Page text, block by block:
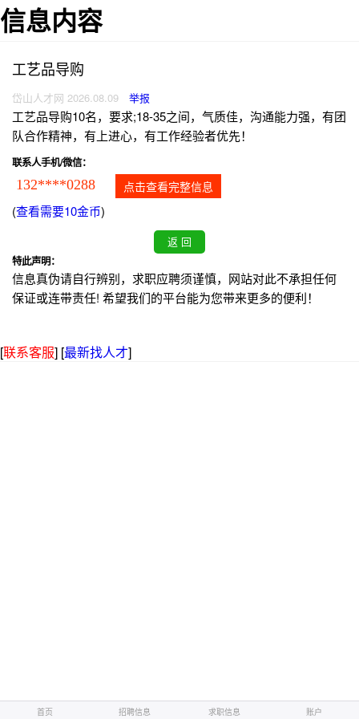
信息内容
工艺品导购
岱山人才网 2026.08.09 举报
工艺品导购10名，要求;18-35之间，气质佳，沟通能力强，有团
队合作精神，有上进心，有工作经验者优先！
联系人手机/微信：
132****0288 点击查看完整信息
(查看需要10金币)
特此声明：
信息真伪请自行辨别，求职应聘须谨慎，网站对此不承担任何
保证或连带责任! 希望我们的平台能为您带来更多的便利！
[联系客服] [最新找人才]
首页 招聘信息 求职信息 账户